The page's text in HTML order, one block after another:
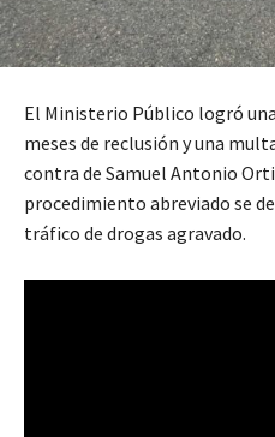
El Ministerio Público logró
meses de reclusión y una
contra de Samuel Antonio
procedimiento abreviado se
tráfico de drogas agravado.